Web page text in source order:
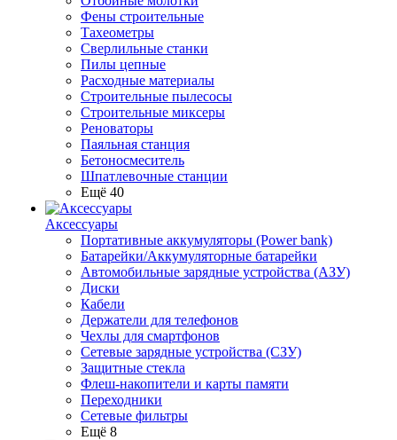
Фены строительные
Тахеометры
Сверлильные станки
Пилы цепные
Расходные материалы
Строительные пылесосы
Строительные миксеры
Реноваторы
Паяльная станция
Бетоносмеситель
Шпатлевочные станции
Ещё 40
Аксессуары
Портативные аккумуляторы (Power bank)
Батарейки/Аккумуляторные батарейки
Автомобильные зарядные устройства (АЗУ)
Диски
Кабели
Держатели для телефонов
Чехлы для смартфонов
Сетевые зарядные устройства (СЗУ)
Защитные стекла
Флеш-накопители и карты памяти
Переходники
Сетевые фильтры
Ещё 8